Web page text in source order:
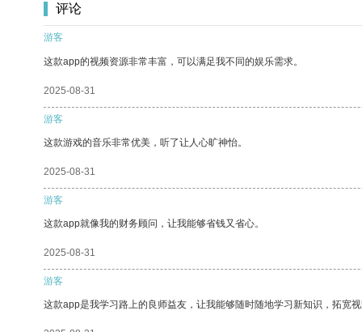
评论
游客
这款app的视频资源非常丰富，可以满足我不同的娱乐需求。
2025-08-31
游客
这款游戏的音乐非常优美，听了让人心旷神怡。
2025-08-31
游客
这款app就像我的财务顾问，让我能够省钱又省心。
2025-08-31
游客
这款app是我学习路上的良师益友，让我能够随时随地学习新知识，拓宽